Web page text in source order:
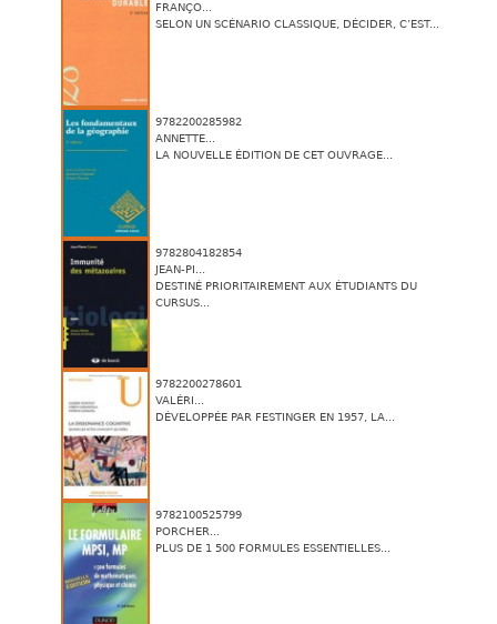
FRANÇO...
SELON UN SCÉNARIO CLASSIQUE, DÉCIDER, C’EST...
9782200285982
ANNETTE...
LA NOUVELLE ÉDITION DE CET OUVRAGE...
9782804182854
JEAN-PI...
DESTINÉ PRIORITAIREMENT AUX ÉTUDIANTS DU
CURSUS...
9782200278601
VALÉRI...
DÉVELOPPÉE PAR FESTINGER EN 1957, LA...
9782100525799
PORCHER...
PLUS DE 1 500 FORMULES ESSENTIELLES...